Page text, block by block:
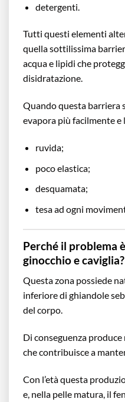
detergenti.
Tutti questi elementi
quella sottilissima
acqua e lipidi che
disidratazione.
Quando questa barriera
evapora più facilmente e
ruvida;
poco elastica;
desquamata;
tesa ad ogni
Perché il problema
ginocchio e caviglia?
Questa zona possiede
inferiore di ghiandole
del corpo.
Di conseguenza
che contribuisce a
Con l’età questa
e, nella pelle matura, il